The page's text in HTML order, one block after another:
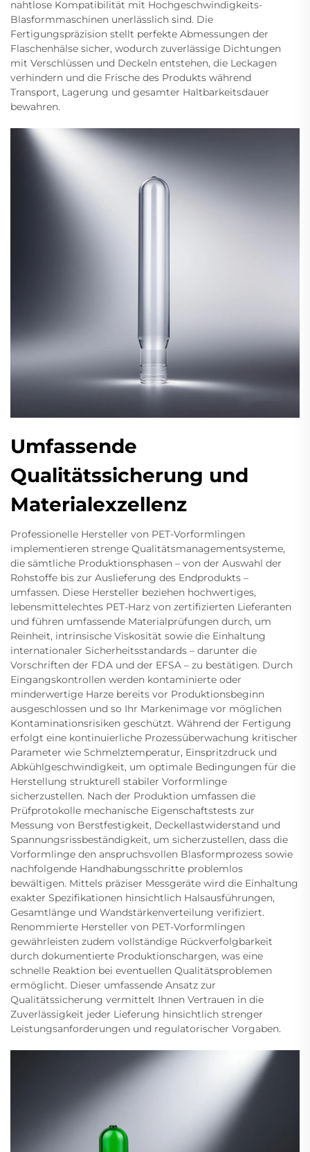
nahtlose Kompatibilität mit Hochgeschwindigkeits-
Blasformmaschinen unerlässlich sind. Die
Fertigungspräzision stellt perfekte Abmessungen der
Flaschenhälse sicher, wodurch zuverlässige Dichtungen
mit Verschlüssen und Deckeln entstehen, die Leckagen
verhindern und die Frische des Produkts während
Transport, Lagerung und gesamter Haltbarkeitsdauer
bewahren.
Umfassende
Qualitätssicherung und
Materialexzellenz
Professionelle Hersteller von PET-Vorformlingen
implementieren strenge Qualitätsmanagementsysteme,
die sämtliche Produktionsphasen – von der Auswahl der
Rohstoffe bis zur Auslieferung des Endprodukts –
umfassen. Diese Hersteller beziehen hochwertiges,
lebensmittelechtes PET-Harz von zertifizierten Lieferanten
und führen umfassende Materialprüfungen durch, um
Reinheit, intrinsische Viskosität sowie die Einhaltung
internationaler Sicherheitsstandards – darunter die
Vorschriften der FDA und der EFSA – zu bestätigen. Durch
Eingangskontrollen werden kontaminierte oder
minderwertige Harze bereits vor Produktionsbeginn
ausgeschlossen und so Ihr Markenimage vor möglichen
Kontaminationsrisiken geschützt. Während der Fertigung
erfolgt eine kontinuierliche Prozessüberwachung kritischer
Parameter wie Schmelztemperatur, Einspritzdruck und
Abkühlgeschwindigkeit, um optimale Bedingungen für die
Herstellung strukturell stabiler Vorformlinge
sicherzustellen. Nach der Produktion umfassen die
Prüfprotokolle mechanische Eigenschaftstests zur
Messung von Berstfestigkeit, Deckellastwiderstand und
Spannungsrissbeständigkeit, um sicherzustellen, dass die
Vorformlinge den anspruchsvollen Blasformprozess sowie
nachfolgende Handhabungsschritte problemlos
bewältigen. Mittels präziser Messgeräte wird die Einhaltung
exakter Spezifikationen hinsichtlich Halsausführungen,
Gesamtlänge und Wandstärkenverteilung verifiziert.
Renommierte Hersteller von PET-Vorformlingen
gewährleisten zudem vollständige Rückverfolgbarkeit
durch dokumentierte Produktionschargen, was eine
schnelle Reaktion bei eventuellen Qualitätsproblemen
ermöglicht. Dieser umfassende Ansatz zur
Qualitätssicherung vermittelt Ihnen Vertrauen in die
Zuverlässigkeit jeder Lieferung hinsichtlich strenger
Leistungsanforderungen und regulatorischer Vorgaben.